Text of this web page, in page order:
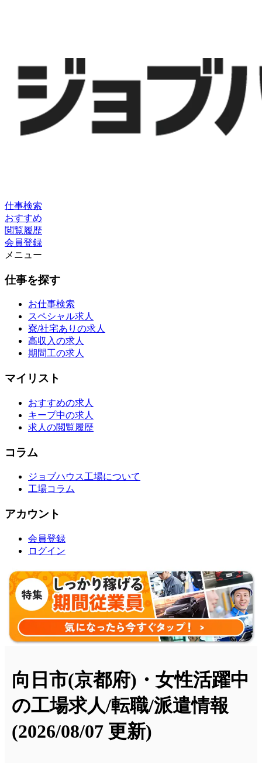
仕事検索
おすすめ
閲覧履歴
会員登録
メニュー
仕事を探す
お仕事検索
スペシャル求人
寮/社宅ありの求人
高収入の求人
期間工の求人
マイリスト
おすすめの求人
キープ中の求人
求人の閲覧履歴
コラム
ジョブハウス工場について
工場コラム
アカウント
会員登録
ログイン
向日市(京都府)・女性活躍中
の工場求人/転職/派遣情報
(2026/08/07 更新)